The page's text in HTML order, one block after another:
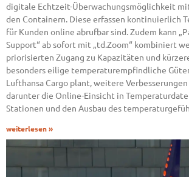
digitale Echtzeit-Überwachungsmöglichkeit
den Containern. Diese erfassen kontinuierlich
für Kunden online abrufbar sind. Zudem kann
Support“ ab sofort mit „td.Zoom“ kombiniert
priorisierten Zugang zu Kapazitäten und
besonders eilige temperaturempfindliche
Lufthansa Cargo plant, weitere
darunter die Online-Einsicht in
Stationen und den Ausbau des
weiterlesen »